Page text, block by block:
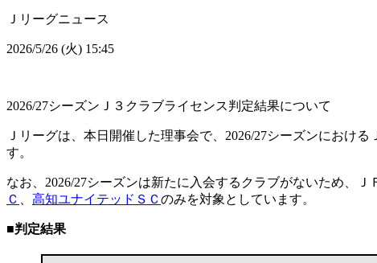
Ｊリーグニュース
2026/5/26 (火) 15:45
2026/27シーズンＪ３クラブライセンス判定結果について
Ｊリーグは、本日開催した理事会で、2026/27シーズンにおけ
す。
なお、2026/27シーズンは新たに入会するクラブがないため、
Ｃ
高知ユナイテッドＳＣ のみを対象としています。
■判定結果